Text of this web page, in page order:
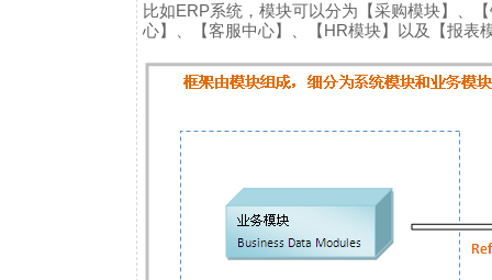
比如ERP系统，模块可以分为【采购模块】、
心】、【客服中心】、【HR模块】以及【报表